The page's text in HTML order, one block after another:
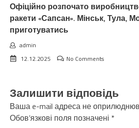
Офіційно розпочато
ракети «Сапсан». Мінськ, Тула,
приготуватись
admin
12.12.2025
No Comments
Залишити відповідь
Ваша e-mail адреса не
Обов’язкові поля позначені *